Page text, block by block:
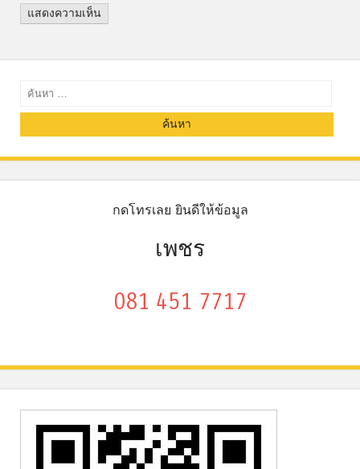
ค้นหา
กดโทรเลย ยินดีให้ข้อมูล
เพชร
081 451 7717